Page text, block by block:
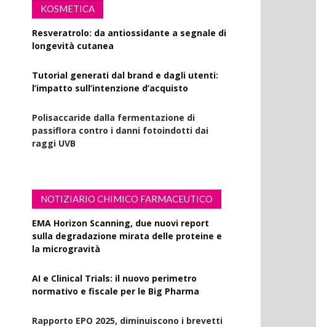
KOSMETICA
Resveratrolo: da antiossidante a segnale di
longevità cutanea
Tutorial generati dal brand e dagli utenti:
l’impatto sull’intenzione d’acquisto
Polisaccaride dalla fermentazione di
passiflora contro i danni fotoindotti dai
raggi UVB
NOTIZIARIO CHIMICO FARMACEUTICO
EMA Horizon Scanning, due nuovi report
sulla degradazione mirata delle proteine e
la microgravità
AI e Clinical Trials: il nuovo perimetro
normativo e fiscale per le Big Pharma
Rapporto EPO 2025, diminuiscono i brevetti